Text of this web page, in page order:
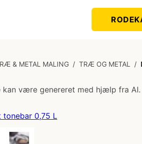
& METAL MALING / TRÆ OG METAL /
kan være genereret med hjælp fra AI.